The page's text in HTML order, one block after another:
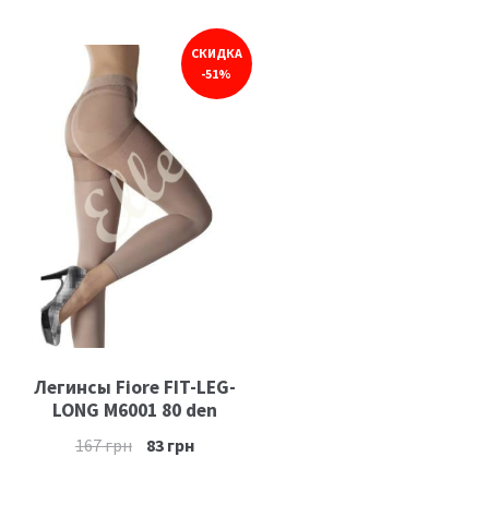
Легинсы Fiore FIT-LEG-
LONG M6001 80 den
СКИДКА
-51%
167грн 83грн